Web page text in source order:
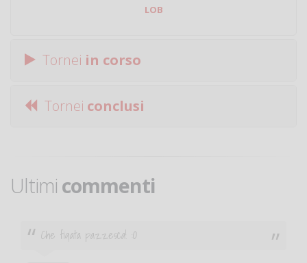
LOB
Tornei in corso
Tornei conclusi
Ultimi commenti
Ciao. Sono a Treviglio da poco e vorrei tornare a
giocare. Se sei in zona e puoi giocare fammi sapere.